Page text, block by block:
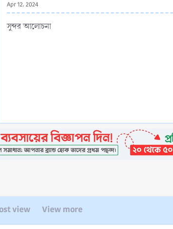
i
o
n
s
Apr 12, 2024
সুন্দর আলোচনা
view View more